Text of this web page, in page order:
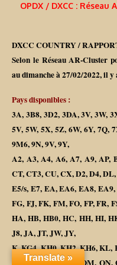
OPDX / DXCC : Réseau
DXCC COUNTRY /
Selon le Réseau AR-Cluster
au dimanche à 27/02/2022, il y
Pays disponibles :
3A, 3B8, 3D2, 3DA, 3V, 3W,
5V, 5W, 5X, 5Z, 6W, 6Y, 7Q,
9M6, 9N, 9V, 9Y,
A2, A3, A4, A6, A7, A9, AP,
CT, CT3, CU, CX, D2, D4,
E5/s, E7, EA, EA6, EA8,
FG, FJ, FK, FM, FO, FP, FR,
HA, HB, HB0, HC, HH, HI,
J8, JA, JT, JW, JY,
K, KG4, KH0, KH2, KH6, KL,
Translate »